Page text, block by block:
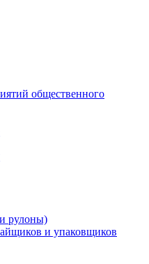
общественного
рулоны)
и упаковщиков